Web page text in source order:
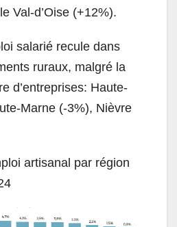
Val-d’Oise (+12%).
salarié recule dans
ruraux, malgré la
d’entreprises: Haute-
Marne (-3%), Nièvre
artisanal par région